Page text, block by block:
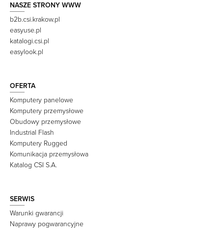
NASZE STRONY WWW
b2b.csi.krakow.pl
easyuse.pl
katalogi.csi.pl
easylook.pl
OFERTA
Komputery panelowe
Komputery przemysłowe
Obudowy przemysłowe
Industrial Flash
Komputery Rugged
Komunikacja przemysłowa
Katalog CSI S.A.
SERWIS
Warunki gwarancji
Naprawy pogwarancyjne